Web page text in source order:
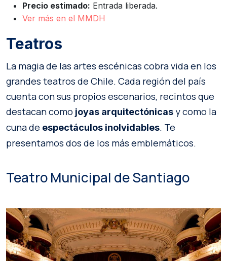
Precio estimado: Entrada liberada.
Ver más en el MMDH
Teatros
La magia de las artes escénicas cobra vida en los
grandes teatros de Chile. Cada región del país
cuenta con sus propios escenarios, recintos que
destacan como joyas arquitectónicas y como la
cuna de espectáculos inolvidables. Te
presentamos dos de los más emblemáticos.
Teatro Municipal de Santiago